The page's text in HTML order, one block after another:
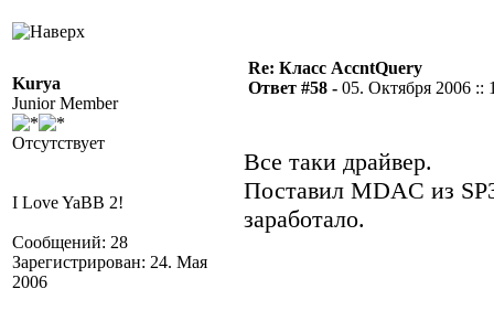
Kurya
Junior Member
Отсутствует
I Love YaBB 2!
Сообщений: 28
Зарегистрирован: 24. Мая
2006
Re: Класс AccntQuery
Ответ #58 - 05. Октября 2006 ::
Все таки драйвер.
Поставил MDAC из
заработало.